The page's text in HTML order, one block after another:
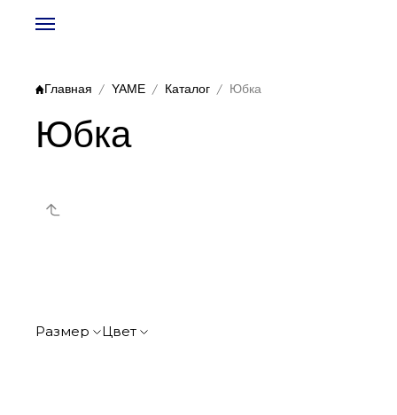
Главная YAME Каталог Юбка
Юбка
Размер Цвет